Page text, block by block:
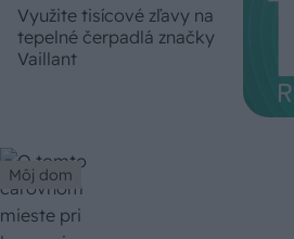
Využite tisícové zľavy na
tepelné čerpadlá značky
Vaillant
Môj dom